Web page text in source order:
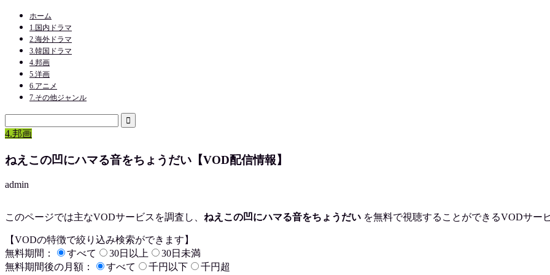
ホーム
1.国内ドラマ
2.海外ドラマ
3.韓国ドラマ
4.邦画
5.洋画
6.アニメ
7.その他ジャンル
4.邦画
ねえこの凹にハマる音をちょうだい【VOD配信情報】
admin
このページでは主なVODサービスを調査し、 ねえこの凹にハマる音をちょうだい を無料で視聴することができるVODサー
【VODの特徴で絞り込み検索ができます】
無料期間：
すべて 30日以上
30日未満
無料期間後の月額：
すべて 千円以下
千円超